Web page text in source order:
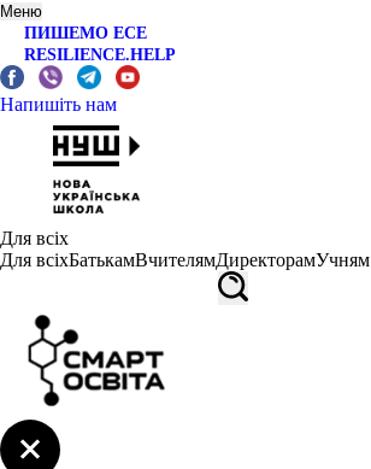
Меню
ПИШЕМО ЕСЕ
RESILIENCE.HELP
Напишіть нам
Для всіх
Для всіхБатькамВчителямДиректорамУчням